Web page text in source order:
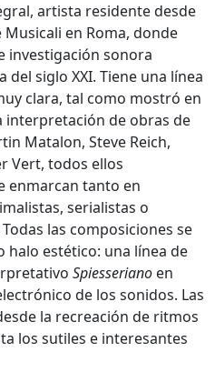
artista residente desde
Musicali en Roma, donde
investigación sonora
siglo XXI. Tiene una línea
clara, tal como mostró en
interpretación de obras de
Matalon, Steve Reich,
Vert, todos ellos
enmarcan tanto en
serialistas o
las composiciones se
estético: una línea de
Spiesseriano en
de los sonidos. Las
la recreación de ritmos
los sutiles e interesantes